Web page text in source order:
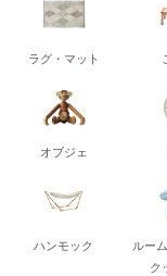
ラグ・マット
オブジェ
ハンモック
ルー
ク